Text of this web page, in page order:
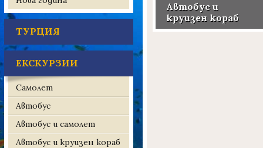
ТУРЦИЯ
ЕКСКУРЗИИ
Самолет
Автобус
Автобус и самолет
Автобус и круизен кораб
Автобус и
круизен кораб